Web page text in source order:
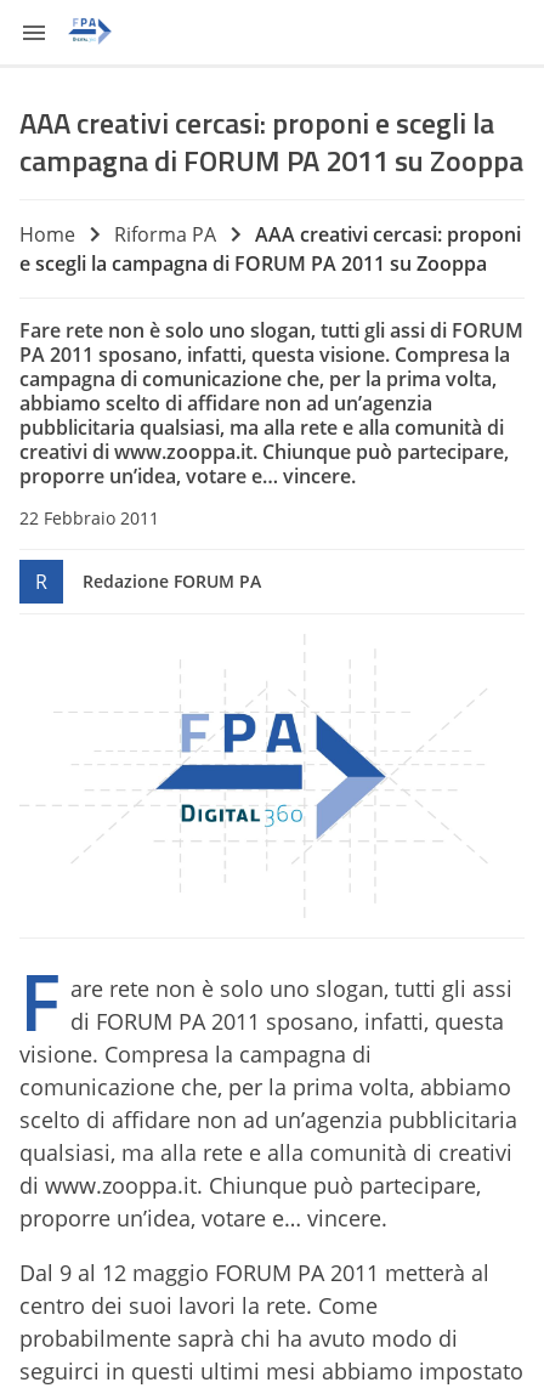
AAA creativi cercasi: proponi e scegli la
campagna di FORUM PA 2011 su Zooppa
Home Riforma PA
AAA creativi cercasi: proponi
e scegli la campagna di FORUM PA 2011 su Zooppa
Fare rete non è solo uno slogan, tutti gli assi di FORUM
PA 2011 sposano, infatti, questa visione. Compresa la
campagna di comunicazione che, per la prima volta,
abbiamo scelto di affidare non ad un’agenzia
pubblicitaria qualsiasi, ma alla rete e alla comunità di
creativi di www.zooppa.it. Chiunque può partecipare,
proporre un’idea, votare e… vincere.
22 Febbraio 2011
R Redazione FORUM PA
F are rete non è solo uno slogan, tutti gli assi
di FORUM PA 2011 sposano, infatti, questa
visione. Compresa la campagna di
comunicazione che, per la prima volta, abbiamo
scelto di affidare non ad un’agenzia pubblicitaria
qualsiasi, ma alla rete e alla comunità di creativi
di www.zooppa.it. Chiunque può partecipare,
proporre un’idea, votare e… vincere.
Dal 9 al 12 maggio FORUM PA 2011 metterà al
centro dei suoi lavori la rete. Come
probabilmente saprà chi ha avuto modo di
seguirci in questi ultimi mesi abbiamo impostato